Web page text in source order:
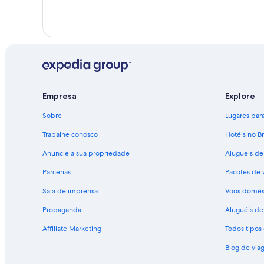
Empresa
Sobre
Trabalhe conosco
Anuncie a sua propriedade
Parcerias
Sala de imprensa
Propaganda
Affiliate Marketing
Explore
Lugares
Hotéis no
Aluguéis
Pacotes de
Voos
Aluguéis de
Todos
Blog de